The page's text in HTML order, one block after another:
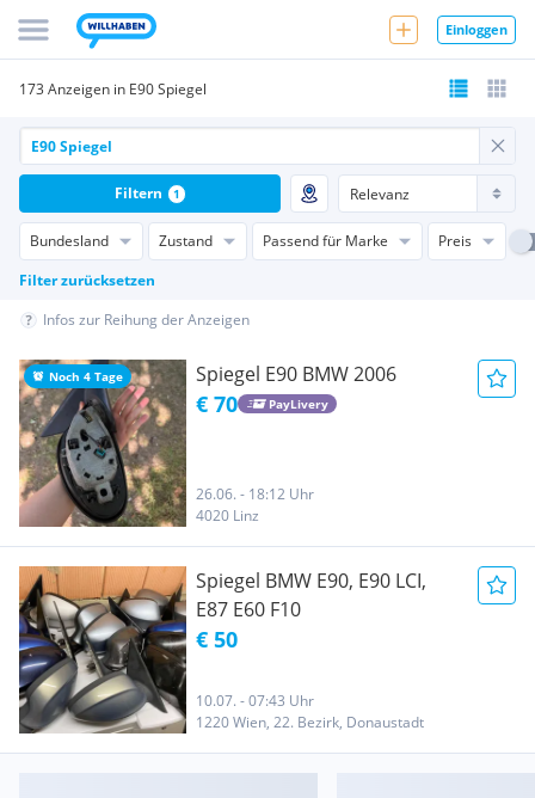
Einloggen
173 Anzeigen in E90 Spiegel
Bundesland Zustand Passend für Marke
Preis
Filter zurücksetzen
Filtern 1
Infos zur Reihung der Anzeigen
Noch 4 Tage Spiegel E90 BMW 2006
€ 70 PayLivery
26.06. - 18:12 Uhr
4020 Linz
Spiegel BMW E90, E90 LCI,
E87 E60 F10
€ 50
10.07. - 07:43 Uhr
1220 Wien, 22. Bezirk, Donaustadt